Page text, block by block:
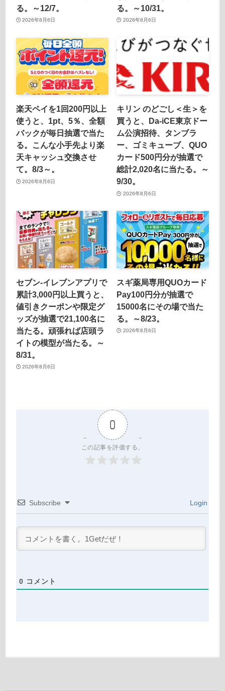
る。～12/7。
2026年8月6日
る。～10/31。
2026年8月6日
楽天ペイを1回200円以上
使うと、1pt、5％、全額
バックが毎日抽選で当た
る。こんな小手先より楽
天キャッシュ交換させ
て。8/3～。
2026年8月6日
キリン のどごし＜生＞を
買うと、Da-iCE東京ドー
ム公演招待、タンブラ
ー、ゴミキューブ、QUO
カード500円分が抽選で
総計2,020名に当たる。～
9/30。
2026年8月6日
セブン‐イレブンアプリで
累計3,000円以上買うと、
値引きクーポンや限定グ
ッズが抽選で21,100名に
当たる。頑張れば店頭ラ
イトの模型が当たる。～
8/31。
2026年8月6日
スギ薬局専用QUOカード
Pay100円分が抽選で
15000名にその場で当た
る。～8/23。
2026年8月6日
0
この記事を評価する。
Subscribe Login
0 コメント